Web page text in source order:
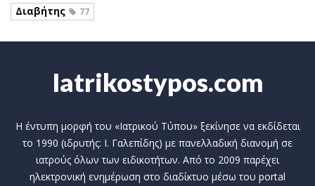
Διαβήτης 77
Iatrikostypos.com
Η έντυπη μορφή του «Ιατρικού Τύπου» ξεκίνησε να εκδίδεται
το 1990 (ιδρυτής: Ι. Γαλεπίδης) με πανελλαδική διανομή σε
ιατρούς όλων των ειδικοτήτων. Από το 2009 παρέχει
ηλεκτρονική ενημέρωση στο διαδίκτυο μέσω του portal